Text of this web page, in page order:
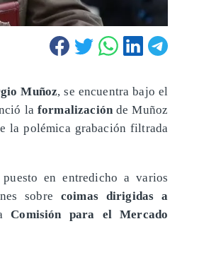
Muñoz, se encuentra bajo el
la formalizaciónde Muñoz
la polémica grabación filtrada
en entredicho a varios
sobre coimas dirigidas a
Comisión para el Mercado